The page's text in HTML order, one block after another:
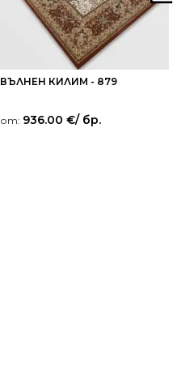
ВЪЛНЕН КИЛИМ - 879
от: 936.00 €/ бр.